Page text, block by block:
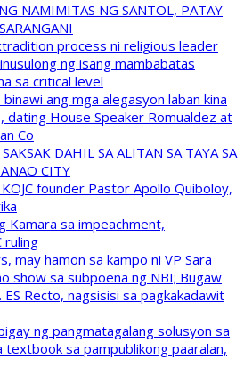
NAMIMITAS NG SANTOL, PATAY
process ni religious leader
ng isang mambabatas
sa critical level
ang mga alegasyon laban kina
dating House Speaker Romualdez at
Co
DAHIL SA ALITAN SA TAYA SA
CITY
founder Pastor Apollo Quiboloy,
Kamara sa impeachment,
ruling
may hamon sa kampo ni VP Sara
show sa subpoena ng NBI; Bugaw
ES Recto, nagsisisi sa pagkakadawit
ng pangmatagalang solusyon sa
textbook sa pampublikong paaralan,